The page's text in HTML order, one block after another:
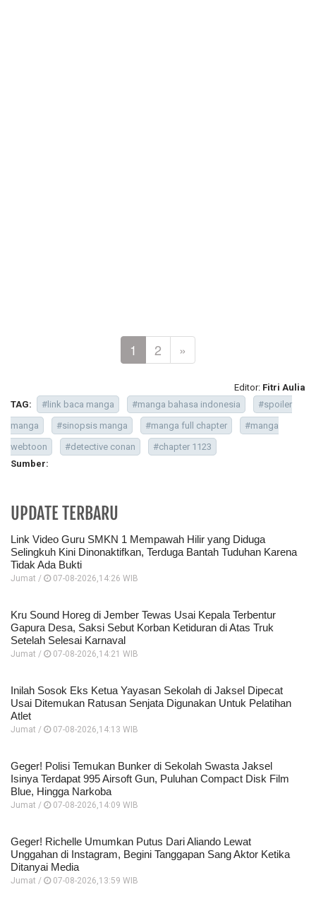
1 2 »
Editor: Fitri Aulia
TAG:
#link baca manga #manga bahasa indonesia
#spoiler
manga
#sinopsis manga #manga full chapter
#manga
webtoon
#detective conan
#chapter 1123
Sumber:
UPDATE TERBARU
Link Video Guru SMKN 1 Mempawah Hilir yang Diduga
Selingkuh Kini Dinonaktifkan, Terduga Bantah Tuduhan Karena
Tidak Ada Bukti
Jumat / 07-08-2026,14:26 WIB
Kru Sound Horeg di Jember Tewas Usai Kepala Terbentur
Gapura Desa, Saksi Sebut Korban Ketiduran di Atas Truk
Setelah Selesai Karnaval
Jumat / 07-08-2026,14:21 WIB
Inilah Sosok Eks Ketua Yayasan Sekolah di Jaksel Dipecat
Usai Ditemukan Ratusan Senjata Digunakan Untuk Pelatihan
Atlet
Jumat / 07-08-2026,14:13 WIB
Geger! Polisi Temukan Bunker di Sekolah Swasta Jaksel
Isinya Terdapat 995 Airsoft Gun, Puluhan Compact Disk Film
Blue, Hingga Narkoba
Jumat / 07-08-2026,14:09 WIB
Geger! Richelle Umumkan Putus Dari Aliando Lewat
Unggahan di Instagram, Begini Tanggapan Sang Aktor Ketika
Ditanyai Media
Jumat / 07-08-2026,13:59 WIB